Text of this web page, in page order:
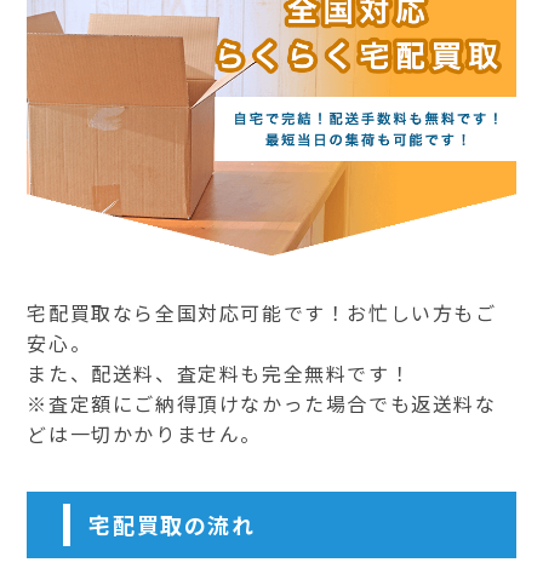
宅配買取なら全国対応可能です！お忙しい方もご
安心。
また、配送料、査定料も完全無料です！
※査定額にご納得頂けなかった場合でも返送料な
どは一切かかりません。
宅配買取の流れ